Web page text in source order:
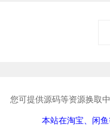
您可提供源码等资源换取
本站在淘宝、闲